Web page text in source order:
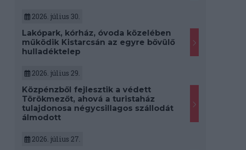
2026. július 30.
Lakópark, kórház, óvoda közelében
működik Kistarcsán az egyre bővülő
hulladéktelep
2026. július 29.
Közpénzből fejlesztik a védett
Törökmezőt, ahová a turistaház
tulajdonosa négycsillagos szállodát
álmodott
2026. július 27.